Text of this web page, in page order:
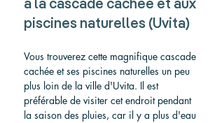
à la cascade cachée et aux
piscines naturelles (Uvita)
Vous trouverez cette magnifique cascade
cachée et ses piscines naturelles un peu
plus loin de la ville d'Uvita. Il est
préférable de visiter cet endroit pendant
la saison des pluies, car il y a plus d'eau